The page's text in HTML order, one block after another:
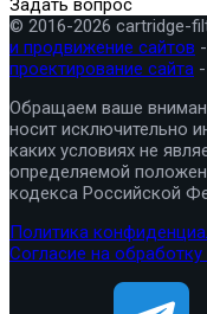
Задать вопрос
© 2016-2026 cartridge-
и продвижение сайтов
проектирование сайта
Обращаем ваше
носит исключительно
каких условиях не
определяемой
кодекса Российской
Политика
Согласие на